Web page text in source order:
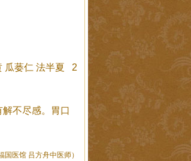
瓜蒌仁 法半夏
2
不尽感。胃口
国医馆 吕方舟中医师）